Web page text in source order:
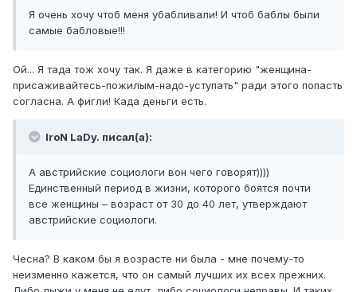
Я очень хочу чтоб меня убабливали! И чтоб баблы были
самые бабловые!!!
Ой... Я тада тож хочу так. Я даже в категорию "женщина-
присаживайтесь-пожилым-надо-уступать" ради этого попасть
согласна. А фигли! Када деньги есть.
IroN LaDy. писал(а):
А австрийские социологи вон чего говорят))))
Единственный период в жизни, которого боятся почти
все женщины – возраст от 30 до 40 лет, утверждают
австрийские социологи.
Чесна? В каком бы я возрасте ни была - мне почему-то
неизменно кажется, что он самый лучших их всех прежних.